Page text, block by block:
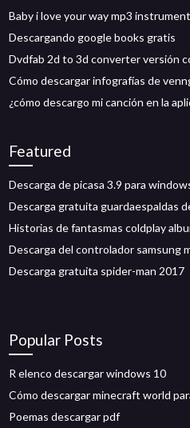
Baby i love your way mp3
Descargando google books gratis
Dvdfab 2d to 3d converter versión
Cómo descargar infografías de
¿cómo descargo mi canción en la
Featured
Descarga de picasa 3.9 para
Descarga gratuita guardaespaldas
Historias de fantasmas coldplay
Descarga del controlador samsung
Descarga gratuita spider-man 2017
Popular Posts
R elenco descargar windows 10
Cómo descargar minecraft world
Poemas descargar pdf